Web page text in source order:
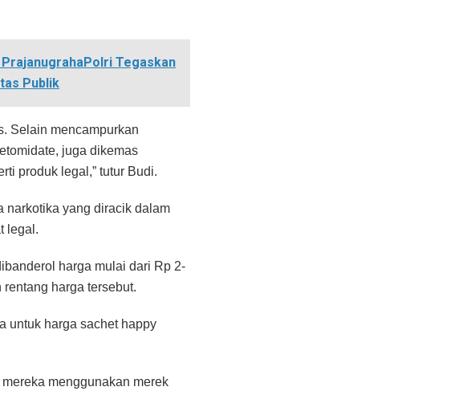
Tegaskan
Publik
Selain mencampurkan
juga dikemas
produk legal,” tutur Budi.
narkotika yang diracik dalam
legal.
harga mulai dari Rp 2-
harga tersebut.
untuk harga sachet happy
menggunakan merek